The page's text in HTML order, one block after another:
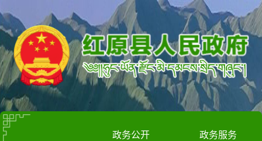
政务公开 政务服务